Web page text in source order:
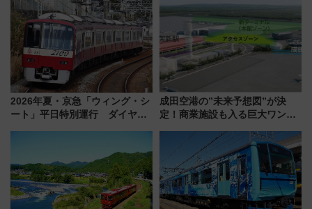
など注目の全6店舗 「博多活憩
通り」も一新
品グルメ登場で駅前の過ごし方
はどう変わる？
2026年夏・京急「ウィング・シ
ート」平日特別運行 ダイヤ・
成田空港の”未来予想図”が決
定！商業施設も入る巨大ワンタ
で新型特急が品川･羽田とを結
ぶ！ JR空港駅は2面3線化！